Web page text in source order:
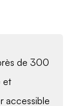
de 300
et
accessible